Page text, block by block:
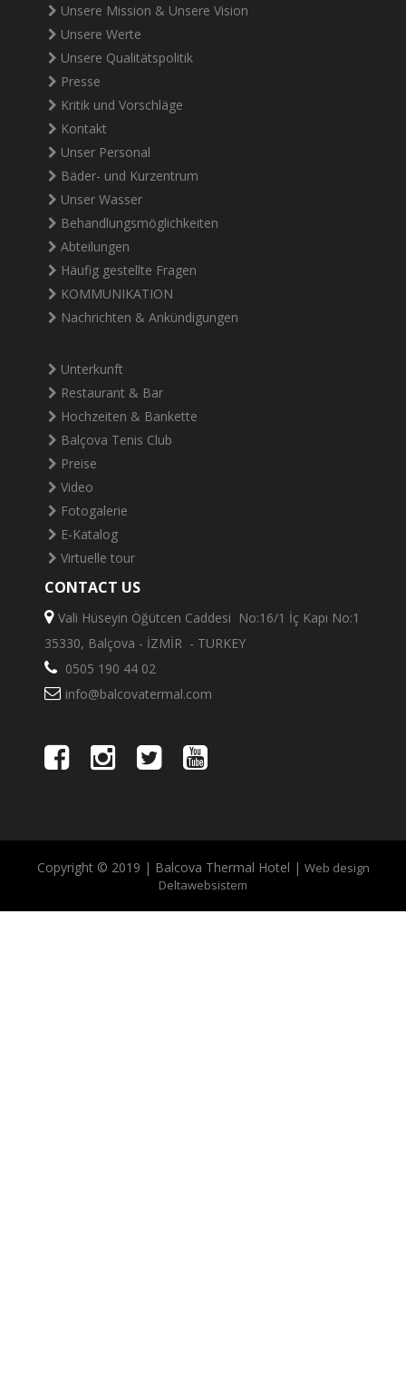
Unsere Mission & Unsere Vision
Unsere Werte
Unsere Qualitätspolitik
Presse
Kritik und Vorschläge
Kontakt
Unser Personal
Bäder- und Kurzentrum
Unser Wasser
Behandlungsmöglichkeiten
Abteilungen
Häufig gestellte Fragen
KOMMUNIKATION
Nachrichten & Ankündigungen
Unterkunft
Restaurant & Bar
Hochzeiten & Bankette
Balçova Tenis Club
Preise
Video
Fotogalerie
E-Katalog
Virtuelle tour
CONTACT US
Vali Hüseyin Öğütcen Caddesi No:16/1 İç Kapı No:1
35330, Balçova - İZMİR - TURKEY
0505 190 44 02
info@balcovatermal.com
Copyright © 2019 | Balcova Thermal Hotel | Web design
Deltawebsistem